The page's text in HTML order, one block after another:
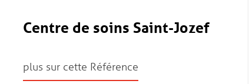
Centre de soins Saint-Jozef
plus sur cette Référence